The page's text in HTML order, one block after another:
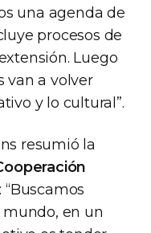
una agenda de
procesos de
Luego
van a volver
y lo cultural”.
resumió la
en un